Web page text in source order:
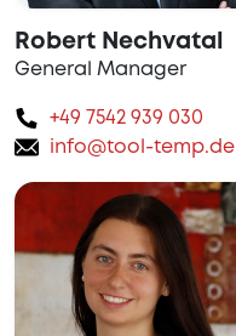
Robert Nechvatal
General Manager
+49 7542 939 030
info@tool-temp.de